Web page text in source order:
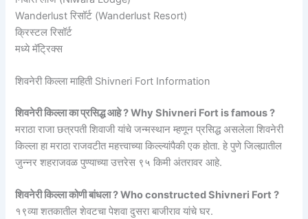
Wanderlust रिसॉर्ट (Wanderlust Resort)
क्रिस्टल रिसॉर्ट
मध्ये मॅट्रिक्स
शिवनेरी किल्ला माहिती Shivneri Fort Information
शिवनेरी किल्ला का प्रसिद्ध आहे ? Why Shivneri Fort is famous ?
मराठा राजा छत्रपती शिवाजी यांचे जन्मस्थान म्हणून प्रसिद्ध असलेला शिवनेरी
किल्ला हा मराठा राजवटीत महत्त्वाच्या किल्ल्यांपैकी एक होता. हे पुणे जिल्ह्यातील
जुन्नर शहराजवळ पुण्याच्या उत्तरेस ९५ किमी अंतरावर आहे.
शिवनेरी किल्ला कोणी बांधला ? Who constructed Shivneri Fort ?
१९व्या शतकातील शेवटचा पेशवा दुसरा बाजीराव यांचे घर.